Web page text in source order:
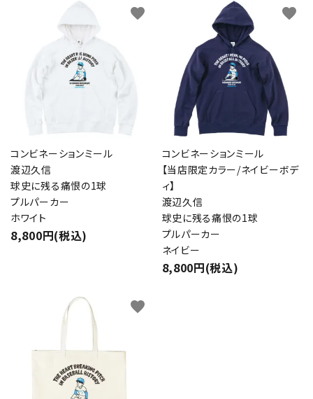
コンビネーションミール
渡辺久信
球史に残る痛恨の1球
プルパーカー
ホワイト
8,800円(税込)
favorite
コンビネーションミール
【当店限定カラー/ネイビーボデ
ィ】
渡辺久信
球史に残る痛恨の1球
プルパーカー
ネイビー
8,800円(税込)
favorite
favorite
キーワード
カテゴリー
検索する